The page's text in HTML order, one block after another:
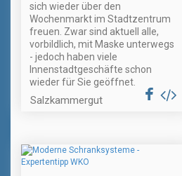
sich wieder über den
Wochenmarkt im Stadtzentrum
freuen. Zwar sind aktuell alle,
vorbildlich, mit Maske unterwegs
- jedoch haben viele
Innenstadtgeschäfte schon
wieder für Sie geöffnet.
Salzkammergut